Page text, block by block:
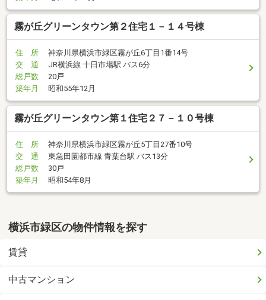
霧が丘グリーンタウン第２住宅１－１４号棟
住 所
神奈川県横浜市緑区霧が丘6丁目1番14号
交 通
JR横浜線 十日市場駅 バス6分
総戸数
20戸
築年月
昭和55年12月
霧が丘グリーンタウン第１住宅２７－１０号棟
住 所
神奈川県横浜市緑区霧が丘5丁目27番10号
交 通
東急田園都市線 青葉台駅 バス13分
総戸数
30戸
築年月
昭和54年8月
横浜市緑区の物件情報を探す
賃貸
中古マンション